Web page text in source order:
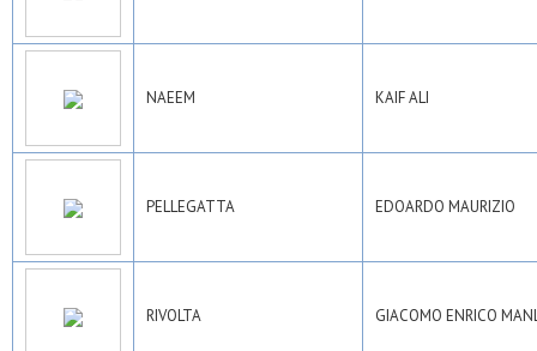
NAEEM KAIF ALI
PELLEGATTA EDOARDO MAURIZIO
RIVOLTA GIACOMO ENRICO